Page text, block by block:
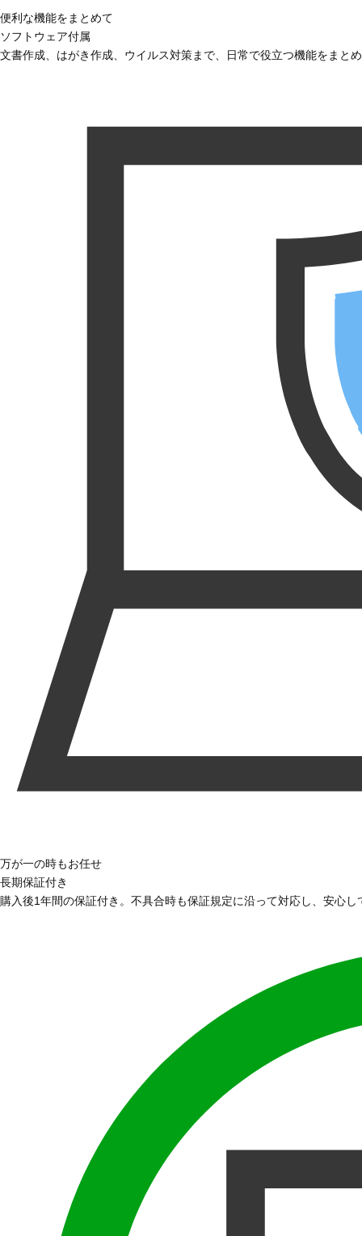
便利な機能をまとめて
ソフトウェア付属
文書作成、はがき作成、ウイルス対策まで、日常で役立つ機能をまと
万が一の時もお任せ
長期保証付き
購入後1年間の保証付き。不具合時も保証規定に沿って対応し、安心